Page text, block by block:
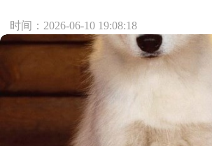
时间：2026-06-10 19:08:18